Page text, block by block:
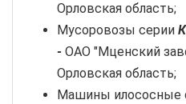
Орловская область;
Мусоровозы серии
- ОАО "Мценский
Орловская область;
Машины илососные